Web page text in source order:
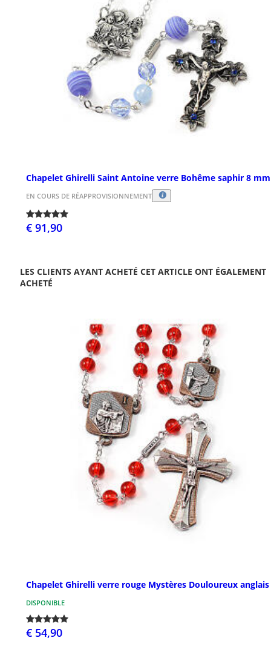
Chapelet Ghirelli Saint Antoine verre Bohême saphir 8 mm
EN COURS DE RÉAPPROVISIONNEMENT
€ 91,90
LES CLIENTS AYANT ACHETÉ CET ARTICLE ONT ÉGALEMENT
ACHETÉ
Chapelet Ghirelli verre rouge Mystères Douloureux anglais
DISPONIBLE
€ 54,90